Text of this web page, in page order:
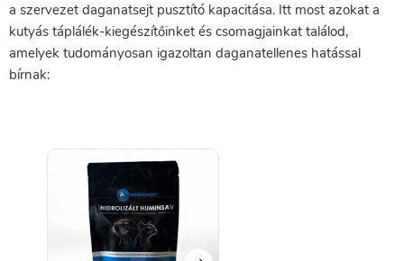
a szervezet daganatsejt pusztító kapacitása. Itt most azokat a
kutyás táplálék-kiegészítőinket és csomagjainkat találod,
amelyek tudományosan igazoltan daganatellenes hatással
bírnak: